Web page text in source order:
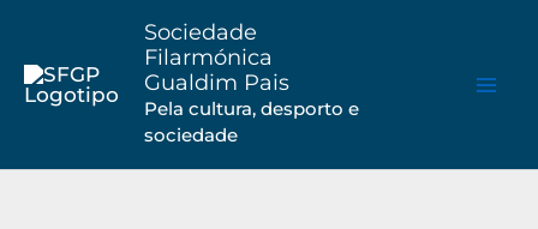
Sociedade
Filarmónica
Gualdim Pais
Pela cultura, desporto e
sociedade